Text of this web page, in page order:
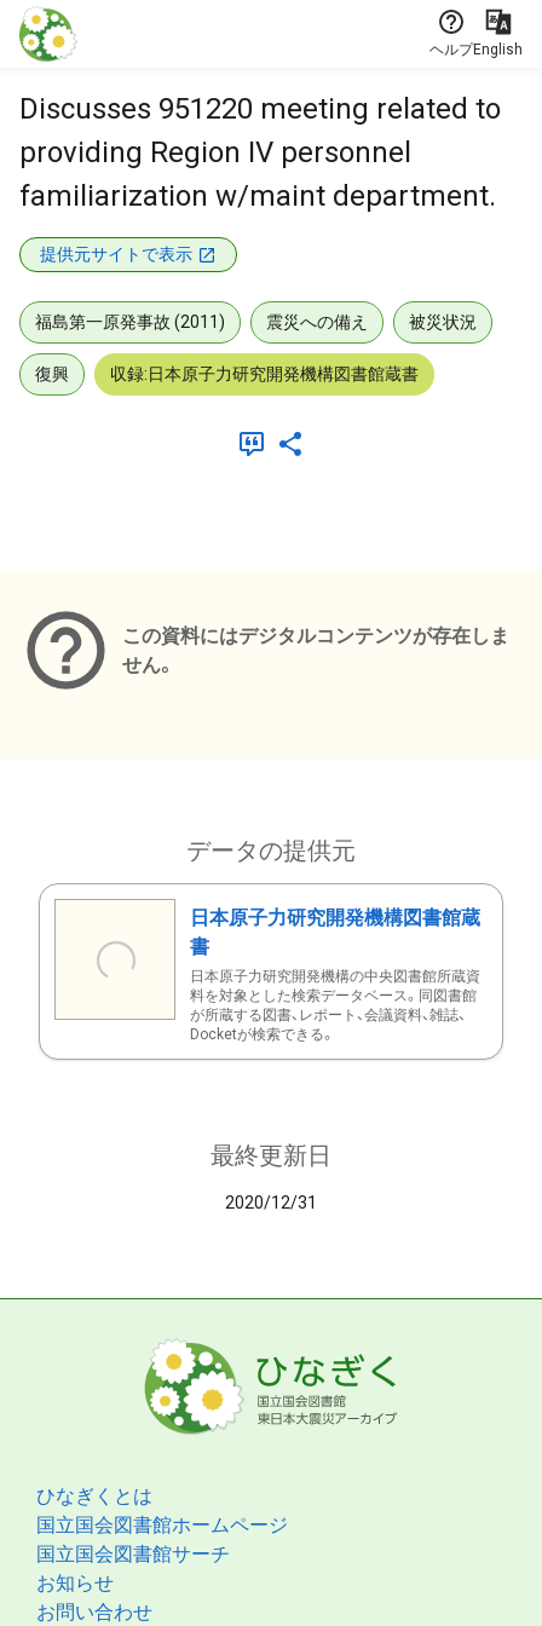
本文に飛ぶ
ヘルプEnglish
Discusses 951220 meeting related to
providing Region IV personnel
familiarization w/maint department.
提供元サイトで表示
福島第一原発事故 (2011) 震災への備え 被災状況
復興 収録:日本原子力研究開発機構図書館蔵書
この資料にはデジタルコンテンツが存在しま
せん。
データの提供元
日本原子力研究開発機構図書館蔵
書
日本原子力研究開発機構の中央図書館所蔵資
料を対象とした検索データベース。同図書館
が所蔵する図書、レポート、会議資料、雑誌、
Docketが検索できる。
最終更新日
2020/12/31
ひなぎくとは
国立国会図書館ホームページ
国立国会図書館サーチ
お知らせ
お問い合わせ